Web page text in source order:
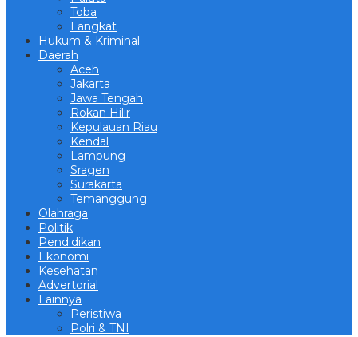
Toba
Langkat
Hukum & Kriminal
Daerah
Aceh
Jakarta
Jawa Tengah
Rokan Hilir
Kepulauan Riau
Kendal
Lampung
Sragen
Surakarta
Temanggung
Olahraga
Politik
Pendidikan
Ekonomi
Kesehatan
Advertorial
Lainnya
Peristiwa
Polri & TNI